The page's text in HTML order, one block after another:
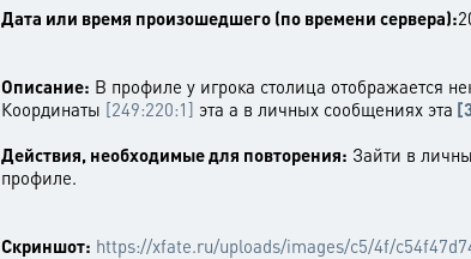
Дата или время произошедшего (по времени сервера):
Описание: В профиле у игрока столица отображается
Координаты [249:220:1] эта а в личных сообщениях эта
Действия, необходимые для повторения: Зайти в
профиле.
Скриншот: https://xfate.ru/uploads/images/c5/4f/